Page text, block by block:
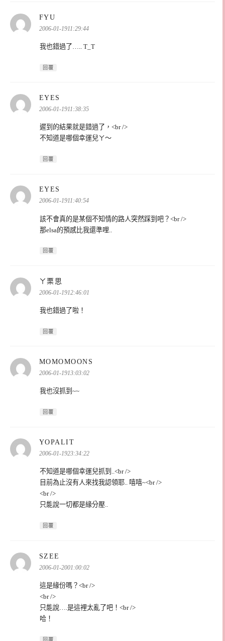
FYU
示:
2006-01-1911:29:44
我也錯過了….. T_T
回覆
EYES
示:
2006-01-1911:38:35
遲到的結果就是錯過了，<br />
不知道是哪個幸運兒ㄚ～
回覆
EYES
示:
2006-01-1911:40:54
該不會真的是某個不知情的路人突然踩到吧？<br />
那elsa的預感比我還準哩..
回覆
ㄚ栗思
示:
2006-01-1912:46:01
我也錯過了啦！
回覆
MOMOMOONS
2006-01-1913:03:02
我也沒抓到~~
回覆
YOPALIT
示:
2006-01-1923:34:22
不知道是哪個幸運兒抓到..<br />
目前為止沒有人來找我認領耶.. 嘻嘻~<br />
<br />
只能說一切都是緣分壓..
回覆
SZEE
示:
2006-01-2001:00:02
這是緣份嗎？<br />
<br />
只能說….是這裡太亂了吧！<br />
哈！
回覆